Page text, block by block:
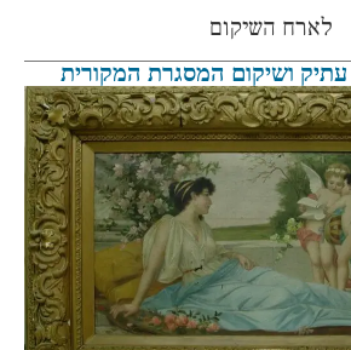
לארח השיקום
עתיק ושיקום המסגרת המקורית